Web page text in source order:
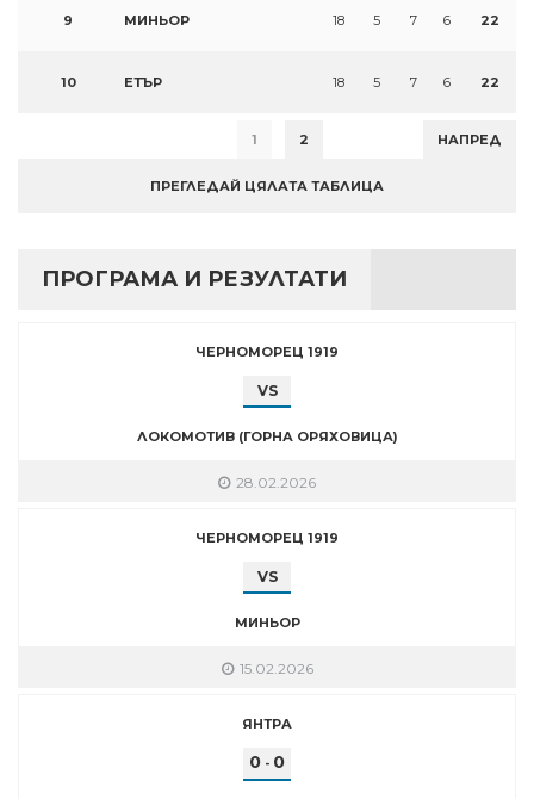
9 МИНЬОР 18 5 7 6 22
10 ЕТЪР 18 5 7 6 22
1 2 НАПРЕД
ПРЕГЛЕДАЙ ЦЯЛАТА ТАБЛИЦА
ПРОГРАМА И РЕЗУЛТАТИ
ЧЕРНОМОРЕЦ 1919
VS
ЛОКОМОТИВ (ГОРНА ОРЯХОВИЦА)
28.02.2026
ЧЕРНОМОРЕЦ 1919
VS
МИНЬОР
15.02.2026
ЯНТРА
0 - 0